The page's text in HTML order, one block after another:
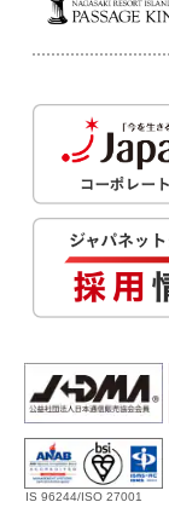
IS 96244/ISO 27001